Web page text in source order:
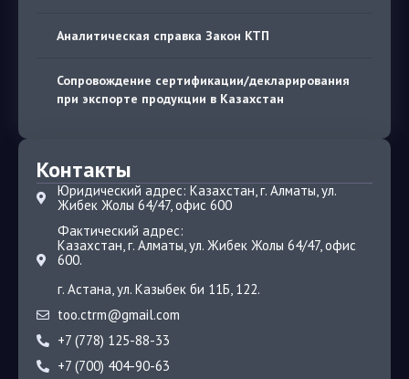
Аналитическая справка Закон КТП
Сопровождение сертификации/декларирования
при экспорте продукции в Казахстан
Контакты
Юридический адрес: Казахстан, г. Алматы, ул.
Жибек Жолы 64/47, офис 600
Фактический адрес:
Казахстан, г. Алматы, ул. Жибек Жолы 64/47, офис
600.
г. Астана, ул. Казыбек би 11Б, 122.
too.ctrm@gmail.com
+7 (778) 125-88-33
+7 (700) 404-90-63